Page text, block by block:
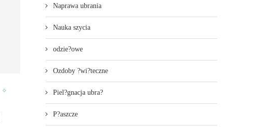
Naprawa ubrania
Nauka szycia
odzie?owe
Ozdoby ?wi?teczne
Piel?gnacja ubra?
P?aszcze